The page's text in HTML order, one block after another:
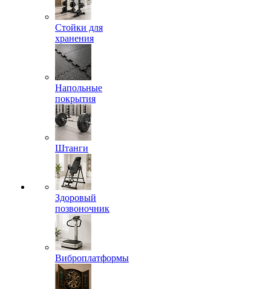
Стойки для
хранения
Напольные
покрытия
Штанги
Здоровый
позвоночник
Виброплатформы